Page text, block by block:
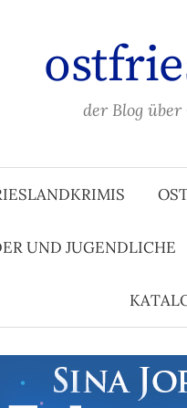
der Blog
UND JUGENDLICHE